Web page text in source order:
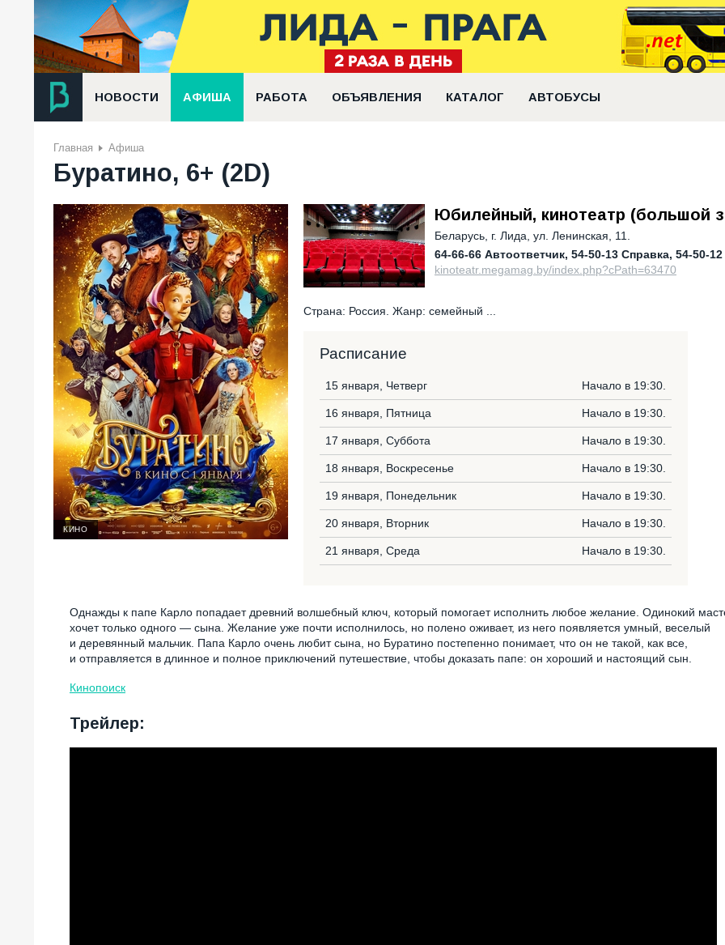
НОВОСТИ АФИША РАБОТА ОБЪЯВЛЕНИЯ КАТАЛОГ АВТОБУСЫ
Главная Афиша
Буратино, 6+ (2D)
КИНО
Юбилейный, кинотеатр (большой
Беларусь, г. Лида, ул. Ленинская, 11.
64-66-66 Автоответчик 54-50-13 Справка 54-50-
kinoteatr.megamag.by/index.php?cPath=63470
Страна: Россия. Жанр: семейный ...
Расписание
15 января, Четверг Начало в 19:30.
16 января, Пятница Начало в 19:30.
17 января, Суббота Начало в 19:30.
18 января, Воскресенье Начало в 19:30.
19 января, Понедельник Начало в 19:30.
20 января, Вторник Начало в 19:30.
21 января, Среда Начало в 19:30.
Однажды к папе Карло попадает древний волшебный ключ, который помогает исполнить любое желание. Одинокий
хочет только одного — сына. Желание уже почти исполнилось, но полено оживает, из него появляется умный, веселый
и деревянный мальчик. Папа Карло очень любит сына, но Буратино постепенно понимает, что он не такой, как все,
и отправляется в длинное и полное приключений путешествие, чтобы доказать папе: он хороший и настоящий сын.
Кинопоиск
Трейлер: